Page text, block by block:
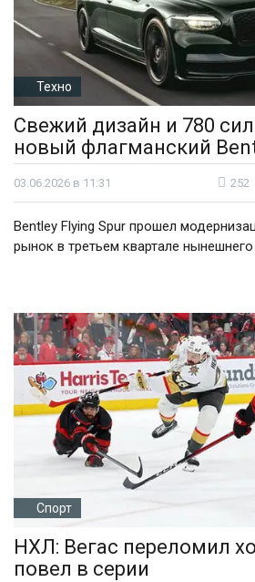
Техно
Свежий дизайн и 780
новый флагманский
03.06.2026 в 11:31 252
Bentley Flying Spur прошел
рынок в третьем квартале нынешнего
Спорт
НХЛ: Вегас переломил
повел в серии